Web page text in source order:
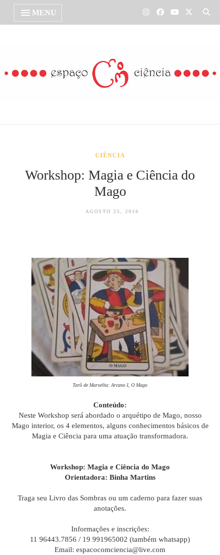
MENU
CIÊNCIA
Workshop: Magia e Ciência do
Mago
AGOSTO 25, 2016
Tarô de Marselha: Arcano I, O Mago
Conteúdo:
Neste Workshop será abordado o arquétipo de Mago, nosso
Mago interior, os 4 elementos, alguns conhecimentos básicos de
Magia e Ciência para uma atuação transformadora.
Workshop: Magia e Ciência do Mago
Orientadora: Binha Martins
Traga seu Livro das Sombras ou um caderno para fazer suas
anotações.
Informações e inscrições:
11 96443.7856 / 19 991965002 (também whatsapp)
Email: espacocomciencia@live.com